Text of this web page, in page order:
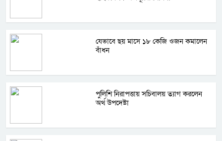
যেভাবে ছয় মাসে ১৮ কেজি ওজন কমালেন
বাঁধন
পুলিশি নিরাপত্তায় সচিবালয় ত্যাগ করলেন
অর্থ উপদেষ্টা